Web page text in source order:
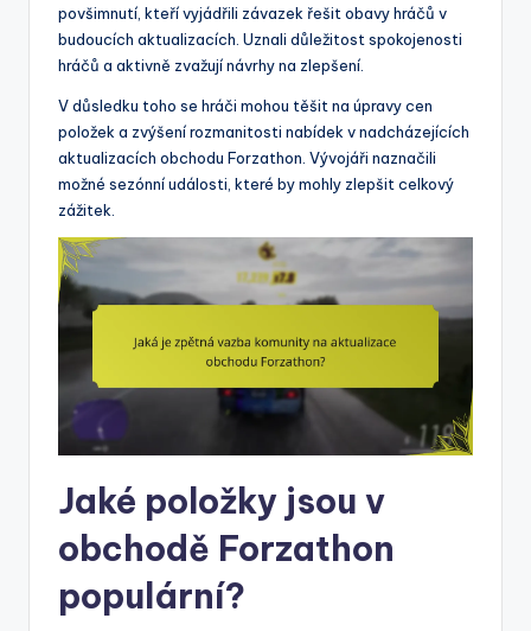
povšimnutí, kteří vyjádřili závazek řešit obavy hráčů v
budoucích aktualizacích. Uznali důležitost spokojenosti
hráčů a aktivně zvažují návrhy na zlepšení.
V důsledku toho se hráči mohou těšit na úpravy cen
položek a zvýšení rozmanitosti nabídek v nadcházejících
aktualizacích obchodu Forzathon. Vývojáři naznačili
možné sezónní události, které by mohly zlepšit celkový
zážitek.
Jaké položky jsou v
obchodě Forzathon
populární?